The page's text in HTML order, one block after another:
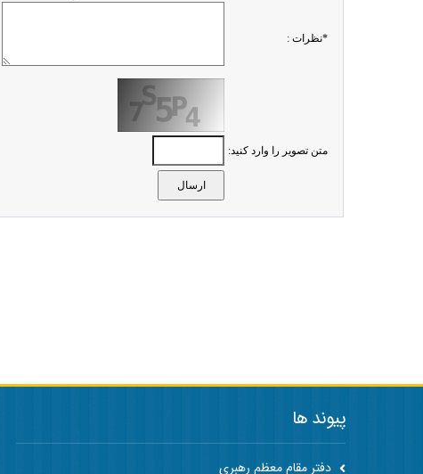
*نظرات :
متن تصویر را وارد کنید:
پیوند ها
دفتر مقام معظم رهبری